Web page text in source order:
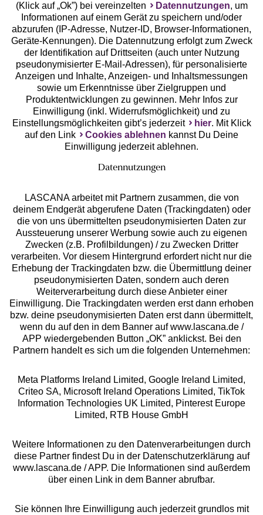
Geprüfte Sicherheit
Unsere Apps
Services
Beratung
Über uns
Rechtliches
Alle Preise inkl. MwSt., zzgl.
Versandkosten
** Bonität vorausgesetzt, berechtigt zur Bonitätsprüfung
(Klick auf „Ok”) bei vereinzelten
Datennutzungen, um
Informationen auf einem Gerät zu speichern und/oder
abzurufen (IP-Adresse, Nutzer-ID, Browser-Informationen,
Geräte-Kennungen). Die Datennutzung erfolgt zum Zweck
der Identifikation auf Drittseiten (auch unter Nutzung
pseudonymisierter E-Mail-Adressen), für personalisierte
Anzeigen und Inhalte, Anzeigen- und Inhaltsmessungen
sowie um Erkenntnisse über Zielgruppen und
Produktentwicklungen zu gewinnen. Mehr Infos zur
Einwilligung (inkl. Widerrufsmöglichkeit) und zu
Einstellungsmöglichkeiten gibt’s jederzeit
hier. Mit Klick
auf den Link
Cookies ablehnen kannst Du Deine
Einwilligung jederzeit ablehnen.
Datennutzungen
LASCANA arbeitet mit Partnern zusammen, die von
deinem Endgerät abgerufene Daten (Trackingdaten) oder
die von uns übermittelten pseudonymisierten Daten zur
Aussteuerung unserer Werbung sowie auch zu eigenen
Zwecken (z.B. Profilbildungen) / zu Zwecken Dritter
verarbeiten. Vor diesem Hintergrund erfordert nicht nur die
Erhebung der Trackingdaten bzw. die Übermittlung deiner
pseudonymisierten Daten, sondern auch deren
Weiterverarbeitung durch diese Anbieter einer
Einwilligung. Die Trackingdaten werden erst dann erhoben
bzw. deine pseudonymisierten Daten erst dann übermittelt,
wenn du auf den in dem Banner auf www.lascana.de /
APP wiedergebenden Button „OK” anklickst. Bei den
Partnern handelt es sich um die folgenden Unternehmen:
Meta Platforms Ireland Limited, Google Ireland Limited,
Criteo SA, Microsoft Ireland Operations Limited, TikTok
Information Technologies UK Limited, Pinterest Europe
Limited, RTB House GmbH
Weitere Informationen zu den Datenverarbeitungen durch
diese Partner findest Du in der Datenschutzerklärung auf
www.lascana.de / APP. Die Informationen sind außerdem
über einen Link in dem Banner abrufbar.
Sie können Ihre Einwilligung auch jederzeit grundlos mit